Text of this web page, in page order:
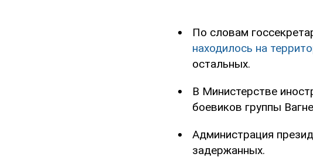
По словам
находилось на
остальных.
В Министерстве
боевиков группы
Администрация
задержанных.